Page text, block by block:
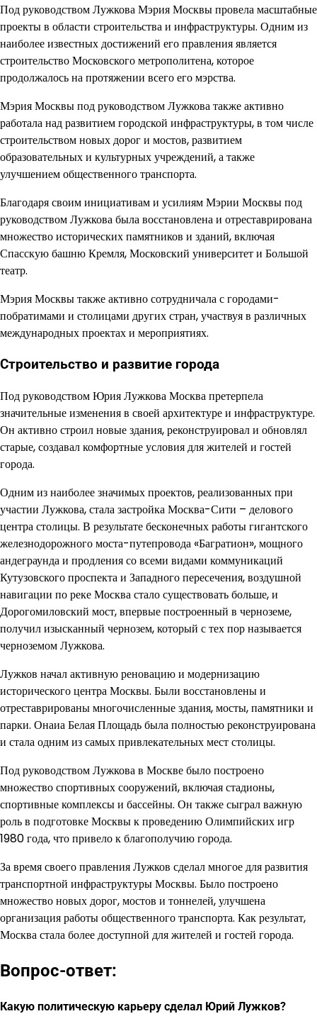
Под руководством Лужкова Мэрия Москвы провела масштабные
проекты в области строительства и инфраструктуры. Одним из
наиболее известных достижений его правления является
строительство Московского метрополитена, которое
продолжалось на протяжении всего его мэрства.
Мэрия Москвы под руководством Лужкова также активно
работала над развитием городской инфраструктуры, в том числе
строительством новых дорог и мостов, развитием
образовательных и культурных учреждений, а также
улучшением общественного транспорта.
Благодаря своим инициативам и усилиям Мэрии Москвы под
руководством Лужкова была восстановлена и отреставрирована
множество исторических памятников и зданий, включая
Спасскую башню Кремля, Московский университет и Большой
театр.
Мэрия Москвы также активно сотрудничала с городами-
побратимами и столицами других стран, участвуя в различных
международных проектах и мероприятиях.
Строительство и развитие города
Под руководством Юрия Лужкова Москва претерпела
значительные изменения в своей архитектуре и инфраструктуре.
Он активно строил новые здания, реконструировал и обновлял
старые, создавал комфортные условия для жителей и гостей
города.
Одним из наиболее значимых проектов, реализованных при
участии Лужкова, стала застройка Москва-Сити – делового
центра столицы. В результате бесконечных работы гигантского
железнодорожного моста-путепровода «Багратион», мощного
андеграунда и продления со всеми видами коммуникаций
Кутузовского проспекта и Западного пересечения, воздушной
навигации по реке Москва стало существовать больше, и
Дорогомиловский мост, впервые построенный в черноземе,
получил изысканный чернозем, который с тех пор называется
черноземом Лужкова.
Лужков начал активную реновацию и модернизацию
исторического центра Москвы. Были восстановлены и
отреставрированы многочисленные здания, мосты, памятники и
парки. Онаиа Белая Площадь была полностью реконструирована
и стала одним из самых привлекательных мест столицы.
Под руководством Лужкова в Москве было построено
множество спортивных сооружений, включая стадионы,
спортивные комплексы и бассейны. Он также сыграл важную
роль в подготовке Москвы к проведению Олимпийских игр
1980 года, что привело к благополучию города.
За время своего правления Лужков сделал многое для развития
транспортной инфраструктуры Москвы. Было построено
множество новых дорог, мостов и тоннелей, улучшена
организация работы общественного транспорта. Как результат,
Москва стала более доступной для жителей и гостей города.
Вопрос-ответ:
Какую политическую карьеру сделал Юрий Лужков?